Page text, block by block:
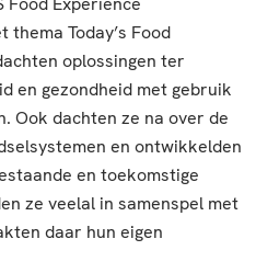
Today’s Food
oplossingen ter
en gezondheid met gebruik
Ook dachten ze na over de
en ontwikkelden
en toekomstige
ze veelal in samenspel met
daar hun eigen